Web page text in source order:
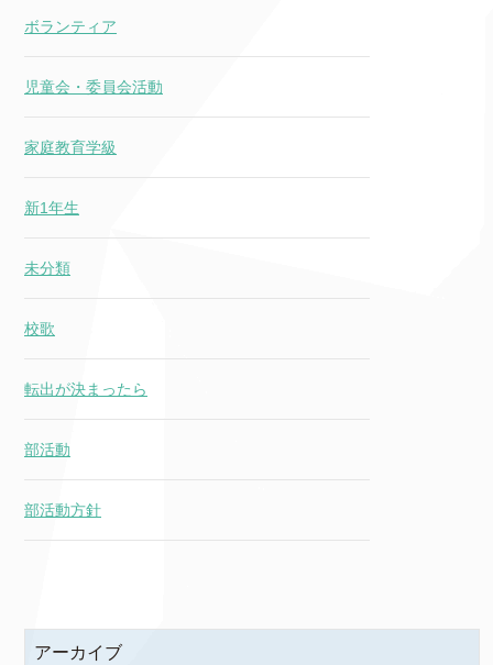
ボランティア
児童会・委員会活動
家庭教育学級
新1年生
未分類
校歌
転出が決まったら
部活動
部活動方針
アーカイブ